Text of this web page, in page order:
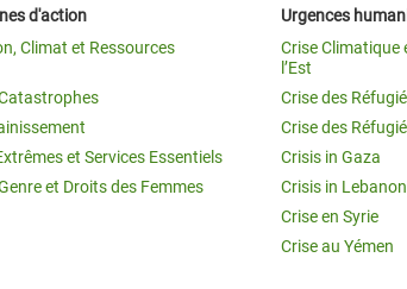
Réfugié·es au
du Sud
Syrie
d'action
Climat et Ressources
et Services Essentiels
et Droits des Femmes
Urgences
Crise Climatique
l’Est
Crise des
Crise des
Crisis in Gaza
Crisis in Lebanon
Crise en Syrie
Crise au Yémen